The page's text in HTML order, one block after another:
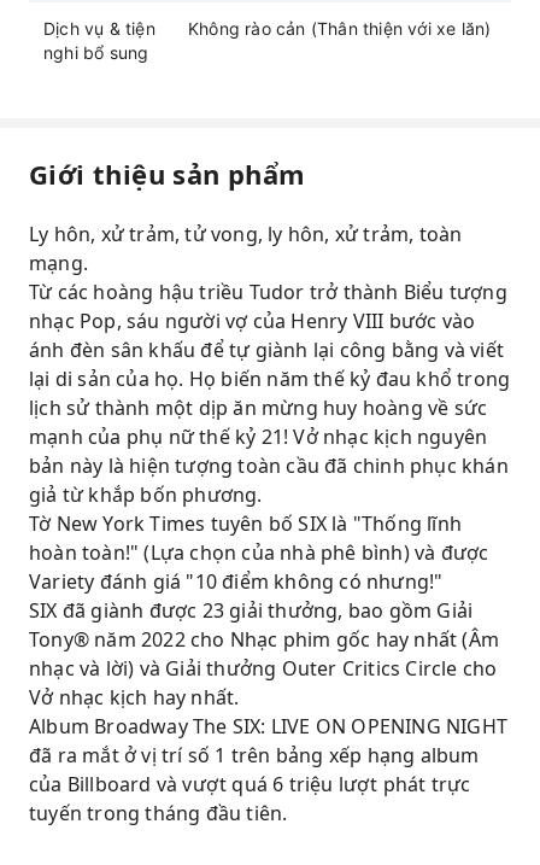
Dịch vụ & tiện
nghi bổ sung
Không rào cản (Thân thiện với xe lăn)
Giới thiệu sản phẩm
Ly hôn, xử trảm, tử vong, ly hôn, xử trảm, toàn
mạng.
Từ các hoàng hậu triều Tudor trở thành Biểu tượng
nhạc Pop, sáu người vợ của Henry VIII bước vào
ánh đèn sân khấu để tự giành lại công bằng và viết
lại di sản của họ. Họ biến năm thế kỷ đau khổ trong
lịch sử thành một dịp ăn mừng huy hoàng về sức
mạnh của phụ nữ thế kỷ 21! Vở nhạc kịch nguyên
bản này là hiện tượng toàn cầu đã chinh phục khán
giả từ khắp bốn phương.
Tờ New York Times tuyên bố SIX là "Thống lĩnh
hoàn toàn!" (Lựa chọn của nhà phê bình) và được
Variety đánh giá "10 điểm không có nhưng!"
SIX đã giành được 23 giải thưởng, bao gồm Giải
Tony® năm 2022 cho Nhạc phim gốc hay nhất (Âm
nhạc và lời) và Giải thưởng Outer Critics Circle cho
Vở nhạc kịch hay nhất.
Album Broadway The SIX: LIVE ON OPENING NIGHT
đã ra mắt ở vị trí số 1 trên bảng xếp hạng album
của Billboard và vượt quá 6 triệu lượt phát trực
tuyến trong tháng đầu tiên.